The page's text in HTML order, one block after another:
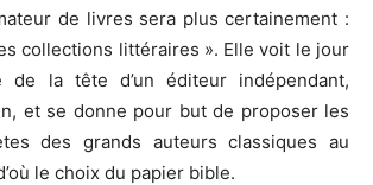
de livres sera plus certainement :
collections littéraires ». Elle voit le jour
de la tête d’un éditeur indépendant,
et se donne pour but de proposer les
des grands auteurs classiques au
le choix du papier bible.